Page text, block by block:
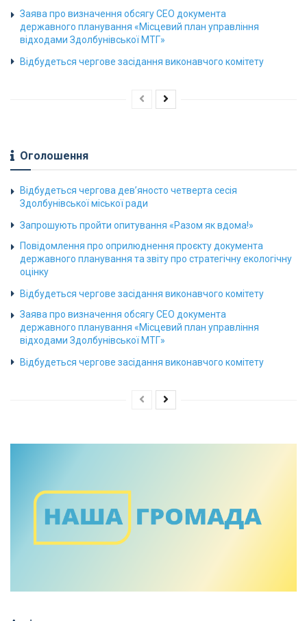
Заява про визначення обсягу СЕО документа
державного планування «Місцевий план управління
відходами Здолбунівської МТГ»
Відбудеться чергове засідання виконавчого комітету
Оголошення
Відбудеться чергова дев’яносто четверта сесія
Здолбунівської міської ради
Запрошують пройти опитування «Разом як вдома!»
Повідомлення про оприлюднення проєкту документа
державного планування та звіту про стратегічну екологічну
оцінку
Відбудеться чергове засідання виконавчого комітету
Заява про визначення обсягу СЕО документа
державного планування «Місцевий план управління
відходами Здолбунівської МТГ»
Відбудеться чергове засідання виконавчого комітету